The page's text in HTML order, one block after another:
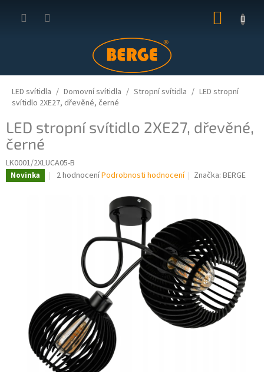
KOŠÍK
LED svítidla Domovní svítidla Stropní svítidla
LED stropní
svítidlo 2XE27, dřevěné, černé
LED stropní svítidlo 2XE27, dřevěné,
černé
LK0001/2XLUCA05-B
Novinka
Průměrné
hvězdiček.
2 hodnoceníPodrobnosti hodnocení Značka:BERGE